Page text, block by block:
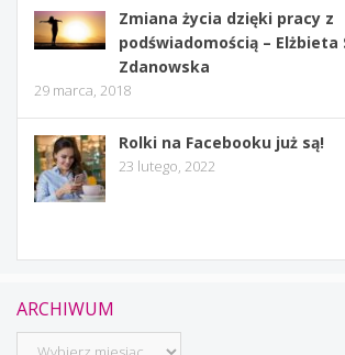
Zmiana życia dzięki pracy z
podświadomością – Elżbieta
Zdanowska
29 marca, 2018
Rolki na Facebooku już są!
23 lutego, 2022
ARCHIWUM
Archiwum